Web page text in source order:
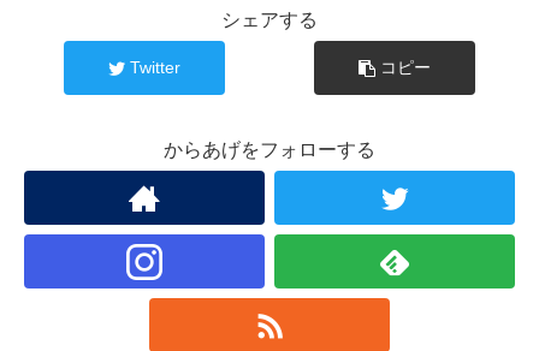
シェアする
Twitter コピー
からあげをフォローする